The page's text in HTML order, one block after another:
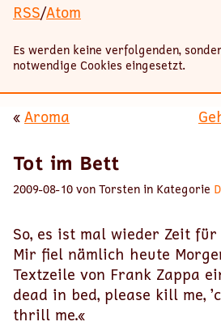
RSS/Atom
Es werden keine verfolgenden,
notwendige Cookies eingesetzt.
«Aroma
Tot im Bett
2009-08-10 von Torsten in Kategorie
So, es ist mal wieder Zeit für
Mir fiel nämlich heute
Textzeile von Frank Zappa
dead in bed, please kill me,
thrill me.«